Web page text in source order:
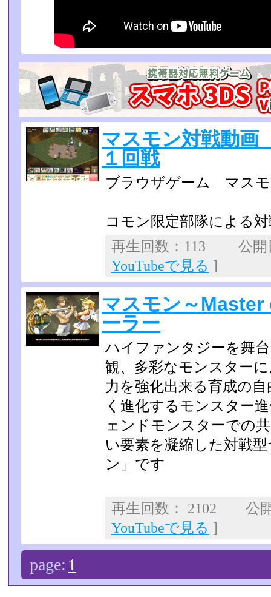
マスモン対戦動
１回戦
ブラウザゲーム マスモ
コモン限定部隊による
再生回数：113 公
YouTubeで見る ]
マスモン～
ーラー
ハイファンタジーを舞
観、多彩なモンスター
力を強化出来る育成の
く進化するモンスター
ェンドモンスターでの
い要素を凝縮­した対戦
ン」です
再生回数： 2102 公
YouTubeで見る ]
page: 1